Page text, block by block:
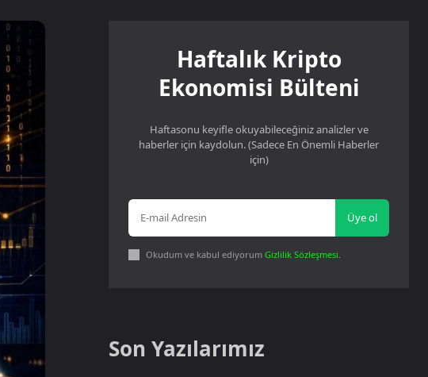
Haftalık Kripto
Ekonomisi Bülteni
Haftasonu keyifle okuyabileceğiniz analizler ve
haberler için kaydolun. (Sadece En Önemli Haberler
için)
Üye ol
Okudum ve kabul ediyorumGizlilik Sözleşmesi.
Son Yazılarımız